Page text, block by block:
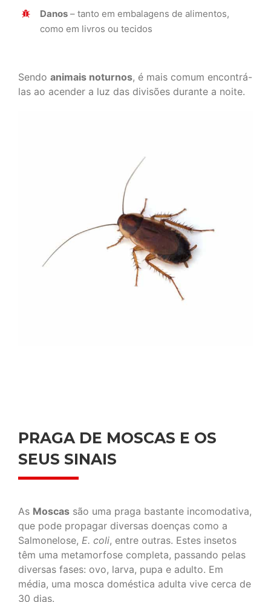
Danos – tanto em embalagens de alimentos,
como em livros ou tecidos
Sendo animais noturnos, é mais comum encontrá-
las ao acender a luz das divisões durante a noite.
PRAGA DE MOSCAS E OS
SEUS SINAIS
As Moscas são uma praga bastante incomodativa,
que pode propagar diversas doenças como a
Salmonelose, E. coli, entre outras. Estes insetos
têm uma metamorfose completa, passando pelas
diversas fases: ovo, larva, pupa e adulto. Em
média, uma mosca doméstica adulta vive cerca de
30 dias.